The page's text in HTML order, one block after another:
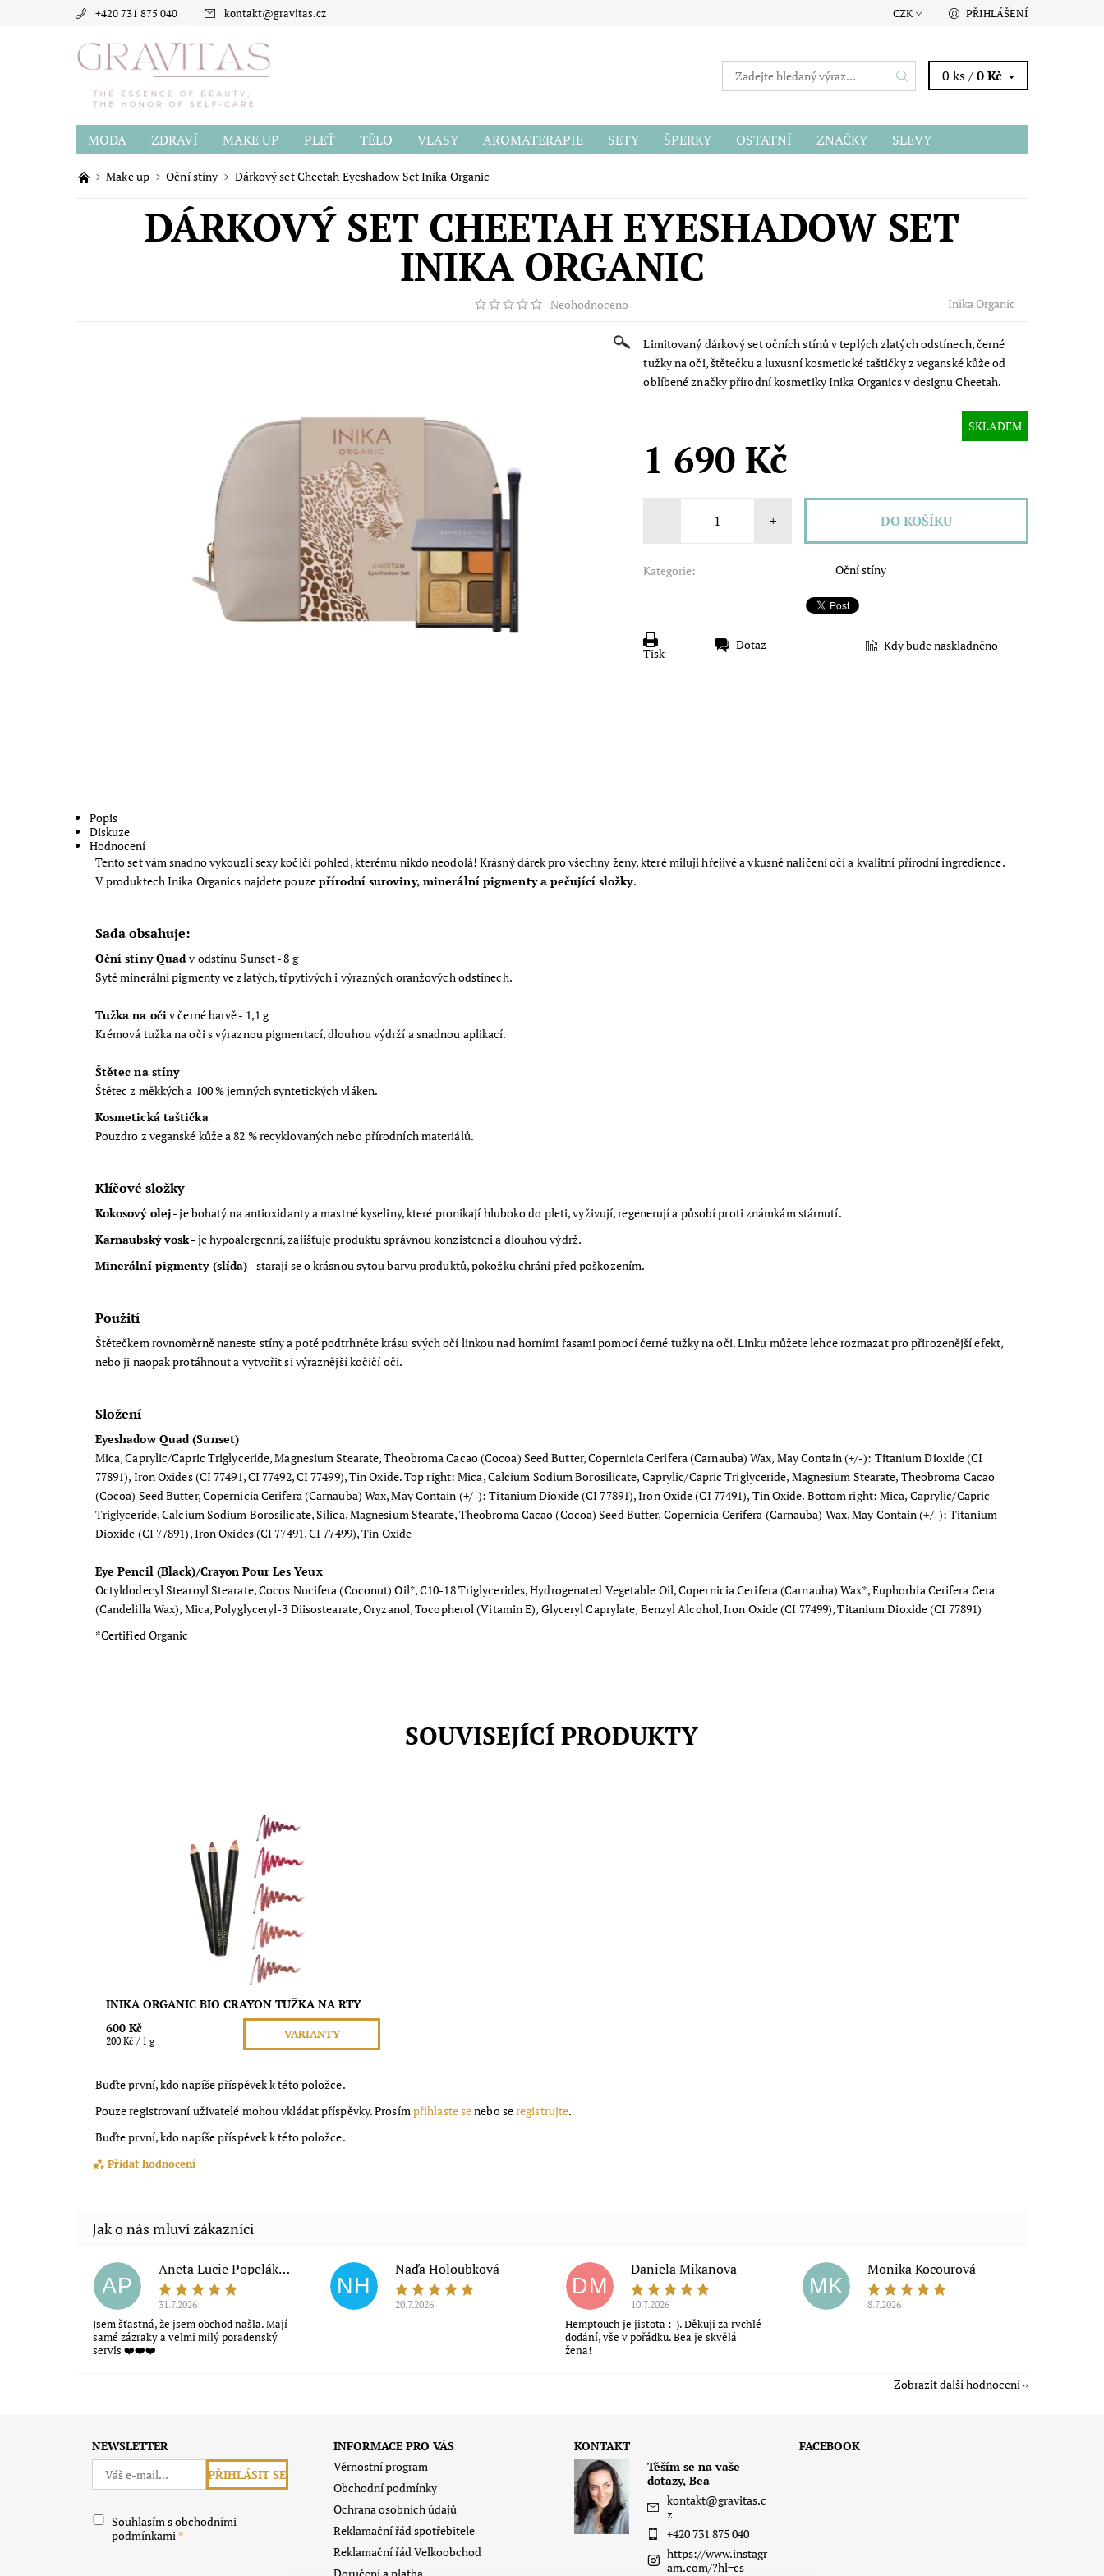
+420 731 875 040 kontakt@gravitas.cz CZK PŘIHLÁŠENÍ
0 ks /0 Kč
MODA ZDRAVÍ MAKE UP PLEŤ TĚLO VLASY AROMATERAPIE SETY ŠPERKY OSTATNÍ ZNAČKY
SLEVY
BLOG
O GRAVITAS HODNOCENÍ OBCHODU
Make up Oční stíny Dárkový set Cheetah Eyeshadow Set Inika Organic
DÁRKOVÝ SET CHEETAH EYESHADOW SET
INIKA ORGANIC
Neohodnoceno Inika Organic
Limitovaný dárkový set očních stínů v teplých zlatých odstínech, černé
tužky na oči, štětečku a luxusní kosmetické taštičky z veganské kůže od
oblíbené značky přírodní kosmetiky Inika Organics v designu Cheetah.
SKLADEM
1 690 Kč
- +
Kategorie: Oční stíny
Tisk
Dotaz Kdy bude naskladněno
Popis
Diskuze
Hodnocení
Tento set vám snadno vykouzlí sexy kočičí pohled, kterému nikdo neodolá! Krásný dárek pro všechny ženy, které miluji hřejivé a vkusné nalíčení očí a kvalitní přírodní ingredience.
V produktech Inika Organics najdete pouzepřírodní suroviny, minerální pigmenty a pečující složky.
Sada obsahuje:
Oční stíny Quadv odstínu Sunset - 8 g
Syté minerální pigmenty ve zlatých, třpytivých i výrazných oranžových odstínech.
Tužka na očiv černé barvě - 1,1 g
Krémová tužka na oči s výraznou pigmentací, dlouhou výdrží a snadnou aplikací.
Štětec na stíny
Štětec z měkkých a 100 % jemných syntetických vláken.
Kosmetická taštička
Pouzdro z veganské kůže a 82 % recyklovaných nebo přírodních materiálů.
Klíčové složky
Kokosový olej- je bohatý na antioxidanty a mastné kyseliny, které pronikají hluboko do pleti, vyživují, regenerují a působí proti známkám stárnutí.
Karnaubský vosk- je hypoalergenní, zajišťuje produktu správnou konzistenci a dlouhou výdrž.
Minerální pigmenty (slída) - starají se o krásnou sytou barvu produktů, pokožku chrání před poškozením.
Použití
Štětečkem rovnoměrně naneste stíny a poté podtrhněte krásu svých očí linkou nad horními řasami pomocí černé tužky na oči. Linku můžete lehce rozmazat pro přirozenější efekt,
nebo ji naopak protáhnout a vytvořit si výraznější kočičí oči.
Složení
Eyeshadow Quad (Sunset)
Mica, Caprylic/Capric Triglyceride, Magnesium Stearate, Theobroma Cacao (Cocoa) Seed Butter, Copernicia Cerifera (Carnauba) Wax, May Contain (+/-): Titanium Dioxide (CI
77891), Iron Oxides (CI 77491, CI 77492, CI 77499), Tin Oxide. Top right: Mica, Calcium Sodium Borosilicate, Caprylic/Capric Triglyceride, Magnesium Stearate, Theobroma Cacao
(Cocoa) Seed Butter, Copernicia Cerifera (Carnauba) Wax, May Contain (+/-): Titanium Dioxide (CI 77891), Iron Oxide (CI 77491), Tin Oxide. Bottom right: Mica, Caprylic/Capric
Triglyceride, Calcium Sodium Borosilicate, Silica, Magnesium Stearate, Theobroma Cacao (Cocoa) Seed Butter, Copernicia Cerifera (Carnauba) Wax, May Contain (+/-): Titanium
Dioxide (CI 77891), Iron Oxides (CI 77491, CI 77499), Tin Oxide
Eye Pencil (Black)/Crayon Pour Les Yeux
Octyldodecyl Stearoyl Stearate, Cocos Nucifera (Coconut) Oil*, C10-18 Triglycerides, Hydrogenated Vegetable Oil, Copernicia Cerifera (Carnauba) Wax*, Euphorbia Cerifera Cera
(Candelilla Wax), Mica, Polyglyceryl-3 Diisostearate, Oryzanol, Tocopherol (Vitamin E), Glyceryl Caprylate, Benzyl Alcohol, Iron Oxide (CI 77499), Titanium Dioxide (CI 77891)
*Certified Organic
SOUVISEJÍCÍ PRODUKTY
Díky kokosovému oleji, karnaubskému vosku a
vitamínu E vyživuje rty a skvěle drží.
Skladem
Inika Organic
INIKA ORGANIC BIO CRAYON TUŽKA NA RTY
600 Kč
200 Kč / 1 g VARIANTY
Buďte první, kdo napíše příspěvek k této položce.
Pouze registrovaní uživatelé mohou vkládat příspěvky. Prosímpřihlaste senebo seregistrujte.
Buďte první, kdo napíše příspěvek k této položce.
Přidat hodnocení
AP
Aneta Lucie Popeláková
31.7.2026
Jsem šťastná, že jsem obchod našla. Mají
samé zázraky a velmi milý poradenský
servis ❤️❤️❤️
NH
Naďa Holoubková
20.7.2026
DM
Daniela Mikanova
10.7.2026
Hemptouch je jistota :-). Děkuji za rychlé
dodání, vše v pořádku. Bea je skvělá
žena!
MK
Monika Kocourová
8.7.2026
Zobrazit další hodnocení
NEWSLETTER
Souhlasím s obchodními
podmínkami
INFORMACE PRO VÁS
Věrnostní program
Obchodní podmínky
Ochrana osobních údajů
Reklamační řád spotřebitele
Reklamační řád Velkoobchod
KONTAKT
Těším se na vaše
dotazy, Bea
kontakt@gravitas.c
z
+420 731 875 040
https://www.instagr
am.com/?hl=cs
FACEBOOK